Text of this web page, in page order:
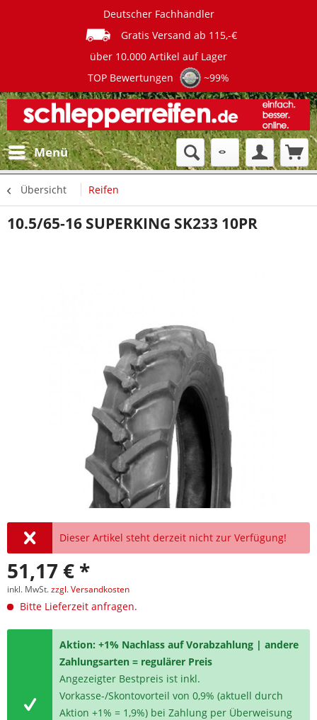
Deutscher Fachhändler
Gratis Versand ab 115,-€
über 10.000 Artikel auf Lager
TOP Bewertungen
~99%
Menü
Übersicht Reifen
10.5/65-16 SUPERKING SK233 10PR
Dieser Artikel steht derzeit nicht zur Verfügung!
51,17 € *
inkl. MwSt.zzgl. Versandkosten
Bitte Lieferzeit anfragen.
Aktion: +1% Nachlass auf Vorabzahlung | andere
Zahlungsarten = regulärer Preis
Angezeigter Bestpreis ist inkl.
Vorkasse-/Skontovorteil von 0,9% (aktuell durch
Aktion +1% = 1,9%) bei Zahlung per Überweisung